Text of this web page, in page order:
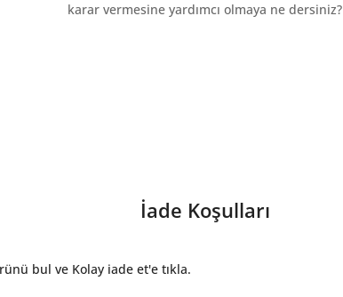
karar vermesine yardımcı olmaya ne dersiniz?
İade Koşulları
bul ve Kolay iade et'e tıkla.